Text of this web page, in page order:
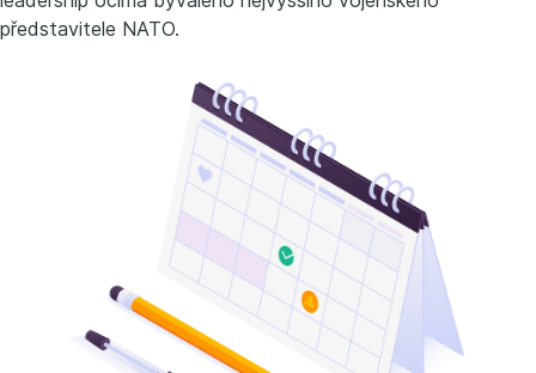
představitele NATO.